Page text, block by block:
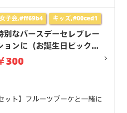
女子会,#ff69b4 キッズ,#00ced1
別なバースデーセレブレー
ョンに（お誕生日ピック＆
ャンドルセット）
300
ット】フルーツブーケと一緒に